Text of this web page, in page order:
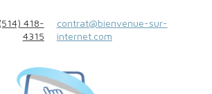
(514) 418-
4315
contrat@bienvenue-sur-
internet.com